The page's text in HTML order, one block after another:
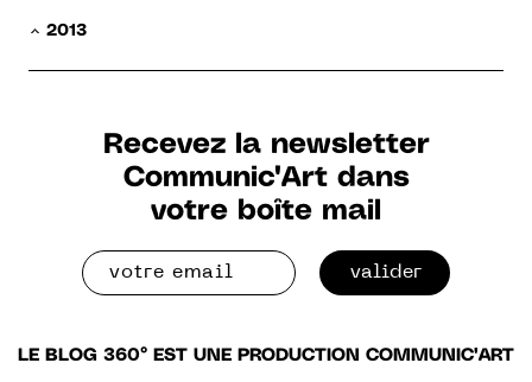
2013
Recevez la newsletter
Communic'Art dans
votre boîte mail
valider
LE BLOG 360° EST UNE PRODUCTION COMMUNIC'ART